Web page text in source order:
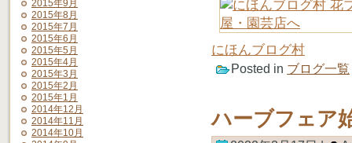
2015年9月
2015年8月
2015年7月
2015年6月
2015年5月
2015年4月
2015年3月
2015年2月
2015年1月
2014年12月
2014年11月
2014年10月
にほんブログ村
Posted in ブログ一覧
ハーブフェア